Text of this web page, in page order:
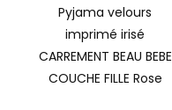
Pyjama velours
imprimé irisé
CARREMENT BEAU BEBE
COUCHE FILLE Rose